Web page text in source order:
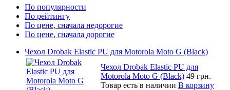
По популярности
По рейтингу
По цене, сначала недорогие
По цене, сначала дорогие
Чехол Drobak Elastic PU для Motorola Moto G (Black)
Чехол Drobak Elastic PU для
Motorola Moto G (Black) 49 грн.
Товар есть в наличии В корзину